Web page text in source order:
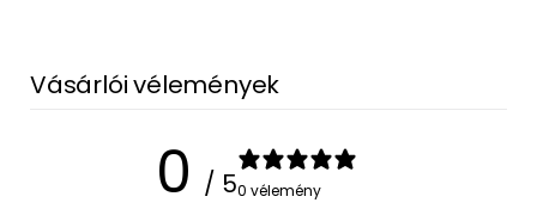
Vásárlói vélemények
0 / 50 vélemény